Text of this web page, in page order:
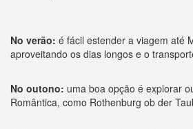
No verão: é fácil estender a viagem até
aproveitando os dias longos e o
No outono: uma boa opção é explorar
Romântica, como Rothenburg ob der